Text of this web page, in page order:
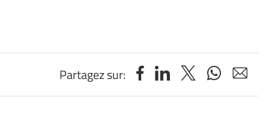
Partagez sur: